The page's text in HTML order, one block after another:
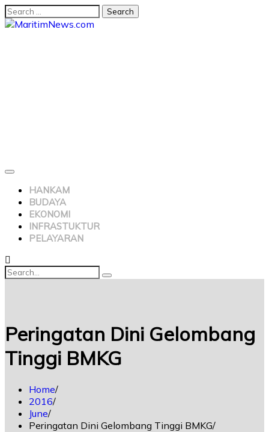
HANKAM
BUDAYA
EKONOMI
INFRASTUKTUR
PELAYARAN
Peringatan Dini Gelombang
Tinggi BMKG
Home
2016
June
Peringatan Dini Gelombang Tinggi BMKG